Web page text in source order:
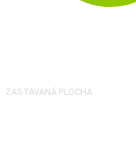
ZASTAVANÁ PLOCHA